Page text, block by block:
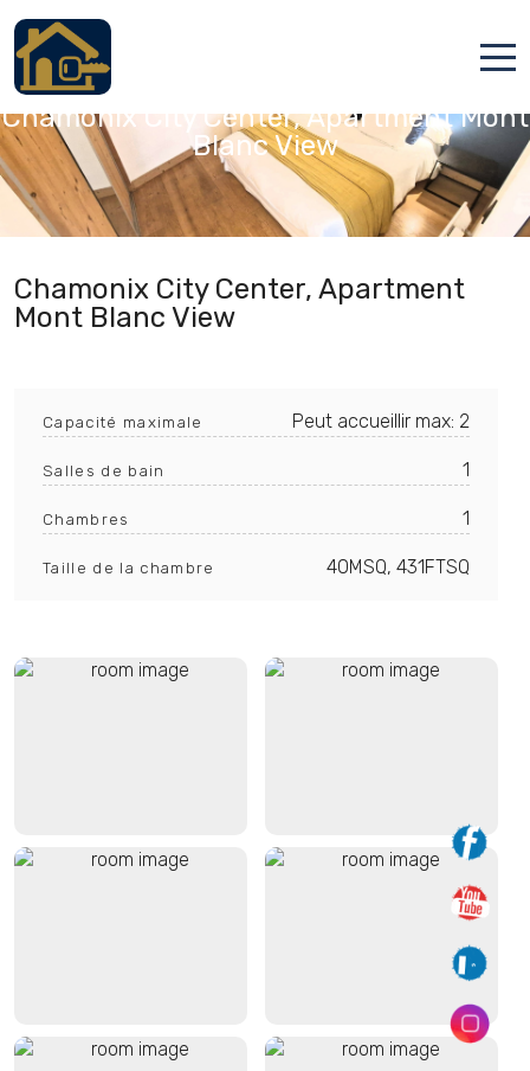
Accueil
Locations
Services
Qui sommes nous
Chamonix Mont Blanc, Haute-Savoie
Chamonix City Center, Apartment Mont
Blanc View
Chamonix City Center, Apartment
Mont Blanc View
Capacité maximale Peut accueillir max: 2
Salles de bain 1
Chambres 1
Taille de la chambre 40MSQ, 431FTSQ
Vue Mont Blanc depuis la